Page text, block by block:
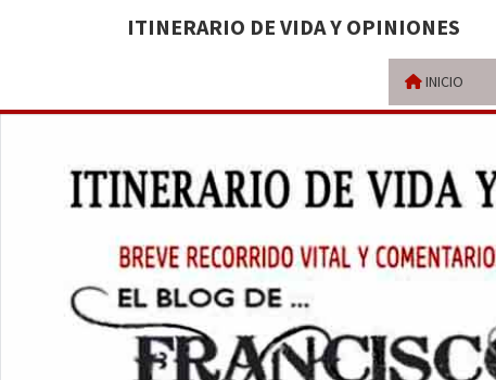
ITINERARIO DE VIDA Y OPINIONES
INICIO